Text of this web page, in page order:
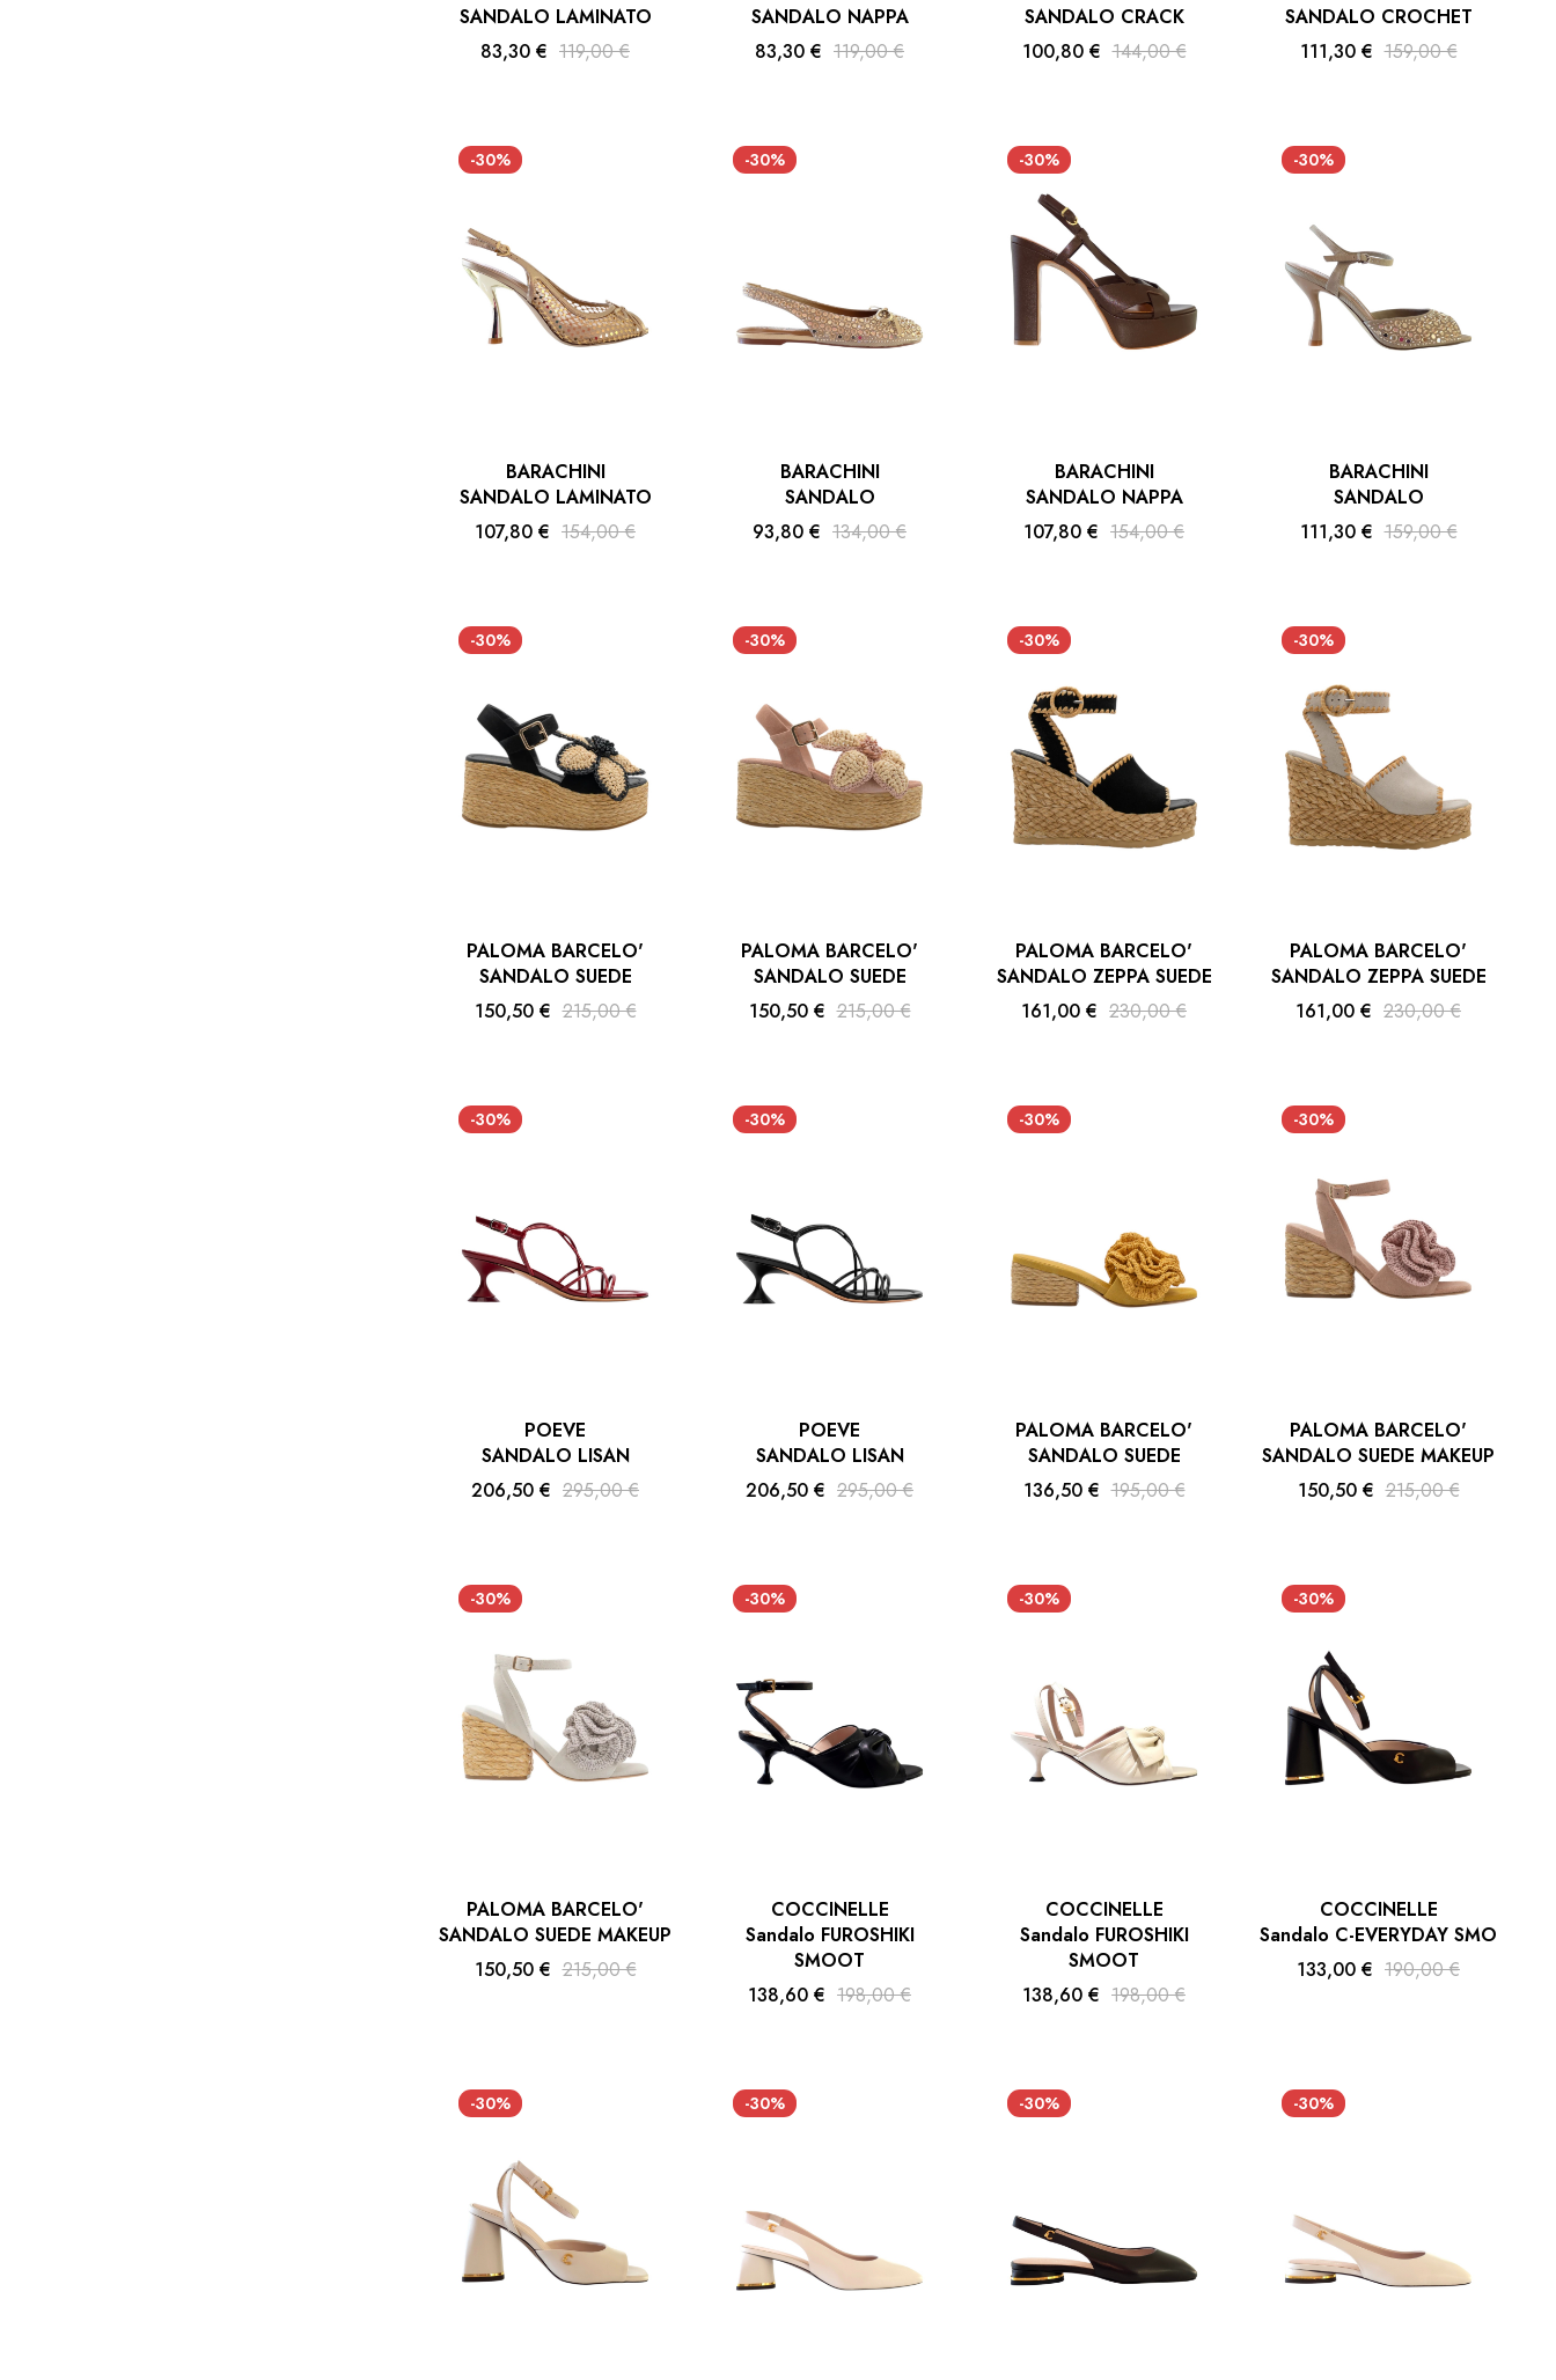
SANDALO LAMINATO
83,30 € 119,00 €
SANDALO NAPPA
83,30 € 119,00 €
SANDALO CRACK
100,80 € 144,00 €
SANDALO CROCHET
111,30 € 159,00 €
-30%
BARACHINI
SANDALO LAMINATO
107,80 € 154,00 €
-30%
BARACHINI
SANDALO
93,80 € 134,00 €
-30%
BARACHINI
SANDALO NAPPA
107,80 € 154,00 €
-30%
BARACHINI
SANDALO
111,30 € 159,00 €
-30%
PALOMA BARCELO'
SANDALO SUEDE
150,50 € 215,00 €
-30%
PALOMA BARCELO'
SANDALO SUEDE
150,50 € 215,00 €
-30%
PALOMA BARCELO'
SANDALO ZEPPA SUEDE
161,00 € 230,00 €
-30%
PALOMA BARCELO'
SANDALO ZEPPA SUEDE
161,00 € 230,00 €
-30%
POEVE
SANDALO LISAN
206,50 € 295,00 €
-30%
POEVE
SANDALO LISAN
206,50 € 295,00 €
-30%
PALOMA BARCELO'
SANDALO SUEDE
136,50 € 195,00 €
-30%
PALOMA BARCELO'
SANDALO SUEDE MAKEUP
150,50 € 215,00 €
-30%
PALOMA BARCELO'
SANDALO SUEDE MAKEUP
150,50 € 215,00 €
-30%
COCCINELLE
Sandalo FUROSHIKI
SMOOT
138,60 € 198,00 €
-30%
COCCINELLE
Sandalo FUROSHIKI
SMOOT
138,60 € 198,00 €
-30%
COCCINELLE
Sandalo C-EVERYDAY SMO
133,00 € 190,00 €
-30% -30% -30% -30%